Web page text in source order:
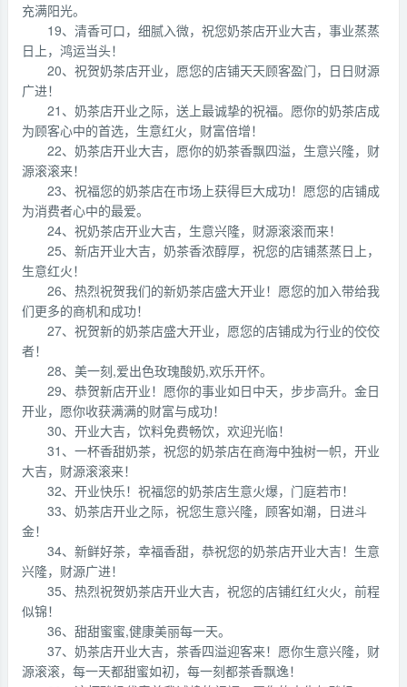
充满阳光。
19、清香可口，细腻入微，祝您奶茶店开业大吉，事业蒸蒸
日上，鸿运当头！
20、祝贺奶茶店开业，愿您的店铺天天顾客盈门，日日财源
广进！
21、奶茶店开业之际，送上最诚挚的祝福。愿你的奶茶店成
为顾客心中的首选，生意红火，财富倍增！
22、奶茶店开业大吉，愿你的奶茶香飘四溢，生意兴隆，财
源滚滚来！
23、祝福您的奶茶店在市场上获得巨大成功！愿您的店铺成
为消费者心中的最爱。
24、祝奶茶店开业大吉，生意兴隆，财源滚滚而来！
25、新店开业大吉，奶茶香浓醇厚，祝您的店铺蒸蒸日上，
生意红火！
26、热烈祝贺我们的新奶茶店盛大开业！愿您的加入带给我
们更多的商机和成功！
27、祝贺新的奶茶店盛大开业，愿您的店铺成为行业的佼佼
者！
28、美一刻,爱出色玫瑰酸奶,欢乐开怀。
29、恭贺新店开业！愿你的事业如日中天，步步高升。金日
开业，愿你收获满满的财富与成功！
30、开业大吉，饮料免费畅饮，欢迎光临！
31、一杯香甜奶茶，祝您的奶茶店在商海中独树一帜，开业
大吉，财源滚滚来！
32、开业快乐！祝福您的奶茶店生意火爆，门庭若市！
33、奶茶店开业之际，祝您生意兴隆，顾客如潮，日进斗
金！
34、新鲜好茶，幸福香甜，恭祝您的奶茶店开业大吉！生意
兴隆，财源广进！
35、热烈祝贺奶茶店开业大吉，祝您的店铺红红火火，前程
似锦！
36、甜甜蜜蜜,健康美丽每一天。
37、奶茶店开业大吉，茶香四溢迎客来！愿你生意兴隆，财
源滚滚，每一天都甜蜜如初，每一刻都茶香飘逸！